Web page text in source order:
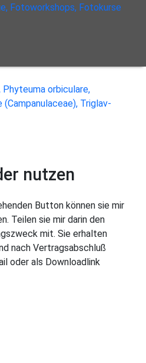
nutzen
Button können sie mir
Teilen sie mir darin den
mit. Sie erhalten
nach Vertragsabschluß
oder als Downloadlink